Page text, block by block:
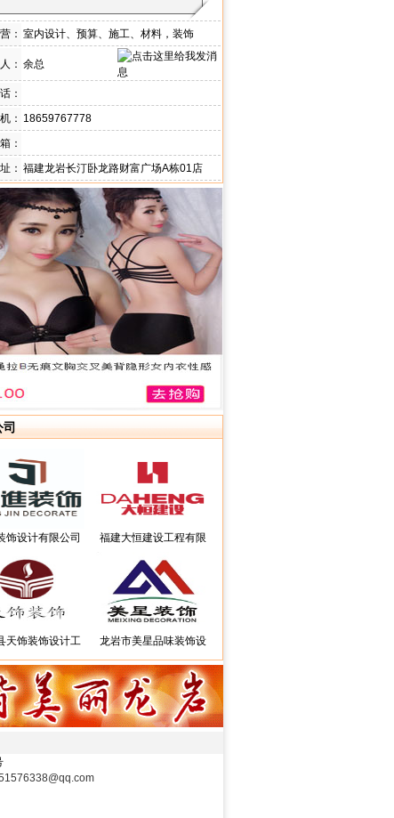
： 室内设计、预算、施工、材料，装饰
： 余总
：
： 18659767778
：
： 福建龙岩长汀卧龙路财富广场A栋01店
司
饰设计有限公司 福建大恒建设工程有限
天饰装饰设计工 龙岩市美星品味装饰设